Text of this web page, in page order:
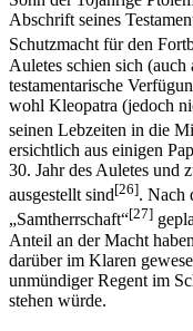
Abschrift seines
Schutzmacht für den
Auletes schien sich
testamentarische
wohl Kleopatra (jedoch
seinen Lebzeiten in die
ersichtlich aus einigen
30. Jahr des Auletes und
ausgestellt sind[26]. Nach
„Samtherrschaft“[27]
Anteil an der Macht
darüber im Klaren
unmündiger Regent im
stehen würde.